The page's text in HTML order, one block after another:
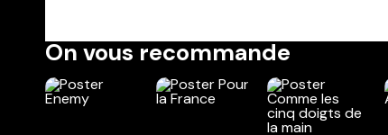
On vous recommande